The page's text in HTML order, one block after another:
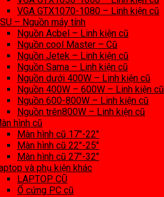
VGA GTX1070-1080 – Linh kiện cũ
– Nguồn máy tính
Nguồn Acbel – Linh kiện cũ
Nguồn cool Master – Cũ
Nguồn Jetek – Linh kiện cũ
Nguồn Sama – Linh kiện cũ
Nguồn dưới 400W – Linh kiện cũ
Nguồn 400W – 600W – Linh kiện cũ
Nguồn 600-800W – Linh kiện cũ
Nguồn trên800W – Linh kiện cũ
hình cũ
Màn hình cũ 17″-22″
Màn hình cũ 22″-25″
Màn hình cũ 27″-32″
và phụ kiện khác
LAPTOP CŨ
Ổ cứng PC cũ